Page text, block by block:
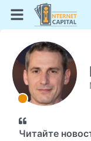
Читайте